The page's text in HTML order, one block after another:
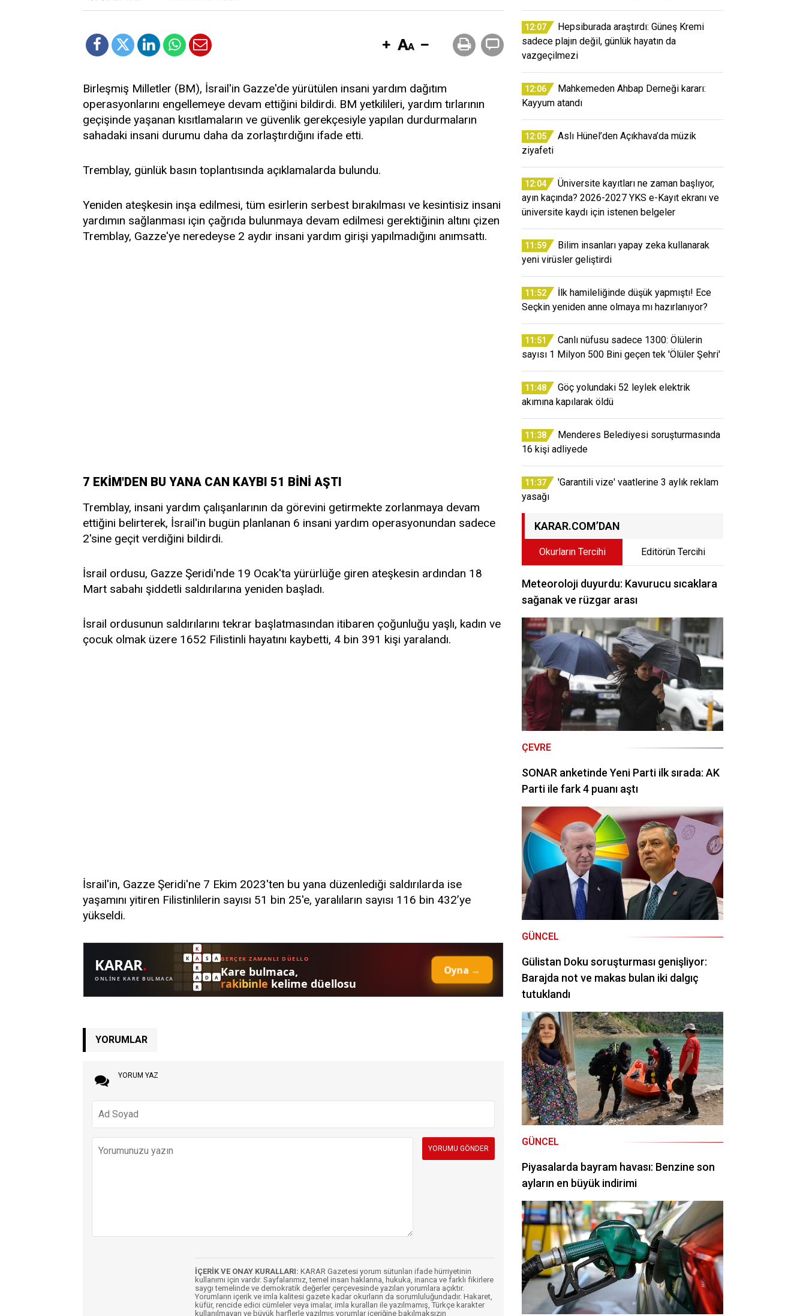
Birleşmiş Milletler (BM), İsrail'in Gazze'de yürütülen insani yardım dağıtım
operasyonlarını engellemeye devam ettiğini bildirdi. BM yetkilileri, yardım tırlarının
geçişinde yaşanan kısıtlamaların ve güvenlik gerekçesiyle yapılan durdurmaların
sahadaki insani durumu daha da zorlaştırdığını ifade etti.
Tremblay, günlük basın toplantısında açıklamalarda bulundu.
Yeniden ateşkesin inşa edilmesi, tüm esirlerin serbest bırakılması ve kesintisiz insani
yardımın sağlanması için çağrıda bulunmaya devam edilmesi gerektiğinin altını çizen
Tremblay, Gazze'ye neredeyse 2 aydır insani yardım girişi yapılmadığını anımsattı.
7 EKİM'DEN BU YANA CAN KAYBI 51 BİNİ AŞTI
Tremblay, insani yardım çalışanlarının da görevini getirmekte zorlanmaya devam
ettiğini belirterek, İsrail'in bugün planlanan 6 insani yardım operasyonundan sadece
2'sine geçit verdiğini bildirdi.
İsrail ordusu, Gazze Şeridi'nde 19 Ocak'ta yürürlüğe giren ateşkesin ardından 18
Mart sabahı şiddetli saldırılarına yeniden başladı.
İsrail ordusunun saldırılarını tekrar başlatmasından itibaren çoğunluğu yaşlı, kadın ve
çocuk olmak üzere 1652 Filistinli hayatını kaybetti, 4 bin 391 kişi yaralandı.
İsrail'in, Gazze Şeridi'ne 7 Ekim 2023'ten bu yana düzenlediği saldırılarda ise
yaşamını yitiren Filistinlilerin sayısı 51 bin 25'e, yaralıların sayısı 116 bin 432’ye
yükseldi.
YORUMLAR
YORUM YAZ
İÇERİK VE ONAY KURALLARI: KARAR Gazetesi yorum sütunları ifade hürriyetinin
kullanımı için vardır. Sayfalarımız, temel insan haklarına, hukuka, inanca ve farklı fikirlere
saygı temelinde ve demokratik değerler çerçevesinde yazılan yorumlara açıktır.
Yorumların içerik ve imla kalitesi gazete kadar okurların da sorumluluğundadır. Hakaret,
küfür, rencide edici cümleler veya imalar, imla kuralları ile yazılmamış, Türkçe karakter
kullanılmayan ve büyük harflerle yazılmış yorumlar içeriğine bakılmaksızın
12:07
Hepsiburada araştırdı: Güneş Kremi
sadece plajın değil, günlük hayatın da
vazgeçilmezi
12:06
Mahkemeden Ahbap Derneği kararı:
Kayyum atandı
12:05
Aslı Hünel’den Açıkhava’da müzik
ziyafeti
12:04
Üniversite kayıtları ne zaman başlıyor,
ayın kaçında? 2026-2027 YKS e-Kayıt ekranı ve
üniversite kaydı için istenen belgeler
11:59
Bilim insanları yapay zeka kullanarak
yeni virüsler geliştirdi
11:52
İlk hamileliğinde düşük yapmıştı! Ece
Seçkin yeniden anne olmaya mı hazırlanıyor?
11:51
Canlı nüfusu sadece 1300: Ölülerin
sayısı 1 Milyon 500 Bini geçen tek 'Ölüler Şehri'
11:48
Göç yolundaki 52 leylek elektrik
akımına kapılarak öldü
11:38
Menderes Belediyesi soruşturmasında
16 kişi adliyede
11:37
'Garantili vize' vaatlerine 3 aylık reklam
yasağı
KARAR.COM’DAN
Okurların Tercihi Editörün Tercihi
Meteoroloji duyurdu: Kavurucu sıcaklara
sağanak ve rüzgar arası
ÇEVRE
SONAR anketinde Yeni Parti ilk sırada: AK
Parti ile fark 4 puanı aştı
GÜNCEL
Gülistan Doku soruşturması genişliyor:
Barajda not ve makas bulan iki dalgıç
tutuklandı
GÜNCEL
Piyasalarda bayram havası: Benzine son
ayların en büyük indirimi